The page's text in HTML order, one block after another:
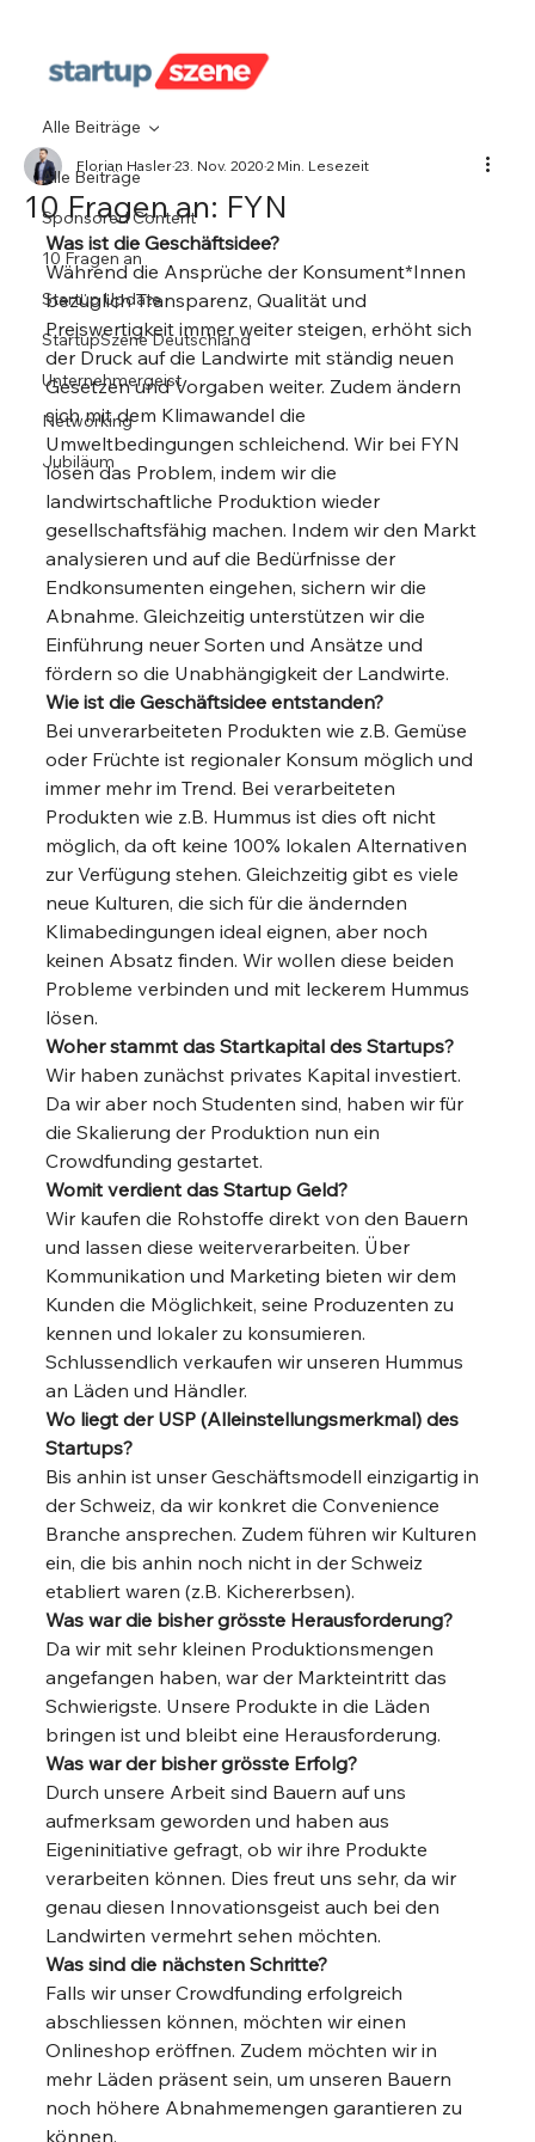
Alle Beiträge
Sponsored Content
10 Fragen an
Startup Update
StartupSzene Deutschland
Unternehmergeist
Networking
Jubiläum
Alle Beiträge
10 Fragen an: FYN
Florian Hasler23. Nov. 20202 Min. Lesezeit
Was ist die Geschäftsidee?
Während die Ansprüche der Konsument*Innen
bezüglich Transparenz, Qualität und
Preiswertigkeit immer weiter steigen, erhöht sich
der Druck auf die Landwirte mit ständig neuen
Gesetzen und Vorgaben weiter. Zudem ändern
sich mit dem Klimawandel die
Umweltbedingungen schleichend. Wir bei FYN
lösen das Problem, indem wir die
landwirtschaftliche Produktion wieder
gesellschaftsfähig machen. Indem wir den Markt
analysieren und auf die Bedürfnisse der
Endkonsumenten eingehen, sichern wir die
Abnahme. Gleichzeitig unterstützen wir die
Einführung neuer Sorten und Ansätze und
fördern so die Unabhängigkeit der Landwirte.
Wie ist die Geschäftsidee entstanden?
Bei unverarbeiteten Produkten wie z.B. Gemüse
oder Früchte ist regionaler Konsum möglich und
immer mehr im Trend. Bei verarbeiteten
Produkten wie z.B. Hummus ist dies oft nicht
möglich, da oft keine 100% lokalen Alternativen
zur Verfügung stehen. Gleichzeitig gibt es viele
neue Kulturen, die sich für die ändernden
Klimabedingungen ideal eignen, aber noch
keinen Absatz finden. Wir wollen diese beiden
Probleme verbinden und mit leckerem Hummus
lösen.
Woher stammt das Startkapital des Startups?
Wir haben zunächst privates Kapital investiert.
Da wir aber noch Studenten sind, haben wir für
die Skalierung der Produktion nun ein
Crowdfunding gestartet.
Womit verdient das Startup Geld?
Wir kaufen die Rohstoffe direkt von den Bauern
und lassen diese weiterverarbeiten. Über
Kommunikation und Marketing bieten wir dem
Kunden die Möglichkeit, seine Produzenten zu
kennen und lokaler zu konsumieren.
Schlussendlich verkaufen wir unseren Hummus
an Läden und Händler.
Wo liegt der USP (Alleinstellungsmerkmal) des
Startups?
Bis anhin ist unser Geschäftsmodell einzigartig in
der Schweiz, da wir konkret die Convenience
Branche ansprechen. Zudem führen wir Kulturen
ein, die bis anhin noch nicht in der Schweiz
etabliert waren (z.B. Kichererbsen).
Was war die bisher grösste Herausforderung?
Da wir mit sehr kleinen Produktionsmengen
angefangen haben, war der Markteintritt das
Schwierigste. Unsere Produkte in die Läden
bringen ist und bleibt eine Herausforderung.
Was war der bisher grösste Erfolg?
Durch unsere Arbeit sind Bauern auf uns
aufmerksam geworden und haben aus
Eigeninitiative gefragt, ob wir ihre Produkte
verarbeiten können. Dies freut uns sehr, da wir
genau diesen Innovationsgeist auch bei den
Landwirten vermehrt sehen möchten.
Was sind die nächsten Schritte?
Falls wir unser Crowdfunding erfolgreich
abschliessen können, möchten wir einen
Onlineshop eröffnen. Zudem möchten wir in
mehr Läden präsent sein, um unseren Bauern
noch höhere Abnahmemengen garantieren zu
können.